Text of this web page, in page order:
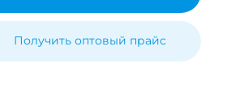
Получить оптовый прайс